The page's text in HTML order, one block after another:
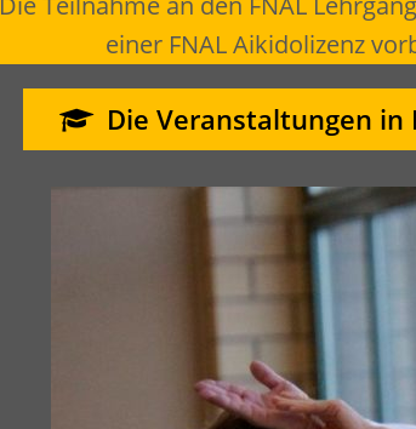
einer FNAL Aikidolizenz
Die Veranstaltungen in